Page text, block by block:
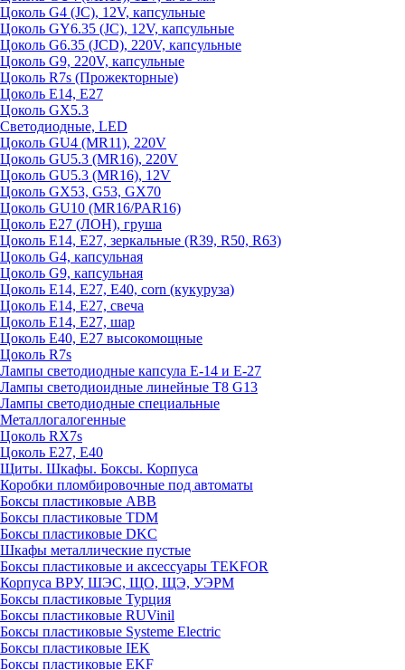
Цоколь G4 (JC), 12V, капсульные
Цоколь GY6.35 (JC), 12V, капсульные
Цоколь G6.35 (JCD), 220V, капсульные
Цоколь G9, 220V, капсульные
Цоколь R7s (Прожекторные)
Цоколь E14, E27
Цоколь GX5.3
Светодиодные, LED
Цоколь GU4 (MR11), 220V
Цоколь GU5.3 (MR16), 220V
Цоколь GU5.3 (MR16), 12V
Цоколь GX53, G53, GX70
Цоколь GU10 (MR16/PAR16)
Цоколь Е27 (ЛОН), груша
Цоколь Е14, Е27, зеркальные (R39, R50, R63)
Цоколь G4, капсульная
Цоколь G9, капсульная
Цоколь Е14, Е27, Е40, corn (кукуруза)
Цоколь Е14, Е27, свеча
Цоколь Е14, Е27, шар
Цоколь Е40, Е27 высокомощные
Цоколь R7s
Лампы светодиодные капсула Е-14 и Е-27
Лампы светодиоидные линейные T8 G13
Лампы светодиодные специальные
Металлогалогенные
Цоколь RX7s
Цоколь Е27, E40
Щиты. Шкафы. Боксы. Корпуса
Коробки пломбировочные под автоматы
Боксы пластиковые ABB
Боксы пластиковые TDM
Боксы пластиковые DKC
Шкафы металлические пустые
Боксы пластиковые и аксессуары TEKFOR
Корпуса ВРУ, ШЭС, ЩО, ЩЭ, УЭРМ
Боксы пластиковые Турция
Боксы пластиковые RUVinil
Боксы пластиковые Systeme Electric
Боксы пластиковые IEK
Боксы пластиковые EKF